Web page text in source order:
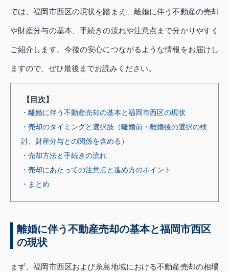
では、福岡市西区の現状を踏まえ、離婚に伴う不動産の売却
や財産分与の基本、手続きの流れや注意点まで分かりやすく
ご紹介します。今後の安心につながるような情報をお届けし
ますので、ぜひ最後までお読みください。
【目次】
・離婚に伴う不動産売却の基本と福岡市西区の現状
・売却のタイミングと選択肢（離婚前・離婚後の選択の検
討、財産分与との関係を含める）
・売却方法と手続きの流れ
・売却にあたっての注意点と進め方のポイント
・まとめ
離婚に伴う不動産売却の基本と福岡市西区
の現状
まず、福岡市西区および糸島地域における不動産売却の相場